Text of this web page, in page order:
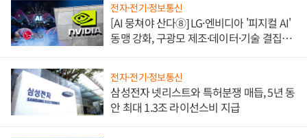
전자·전기·정보통신
[AI 뭉쳐야 산다⑧] LG·엔비디아 '피지컬 AI'
동맹 강화, 구광모 제조·데이터·기술 결집
전자·전기·정보통신
삼성전자 넷리스트와 특허분쟁 매듭, 5년 동
안 최대 1.3조 라이선스비 지급